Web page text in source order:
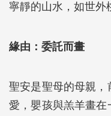
寧靜的山水，如世外
緣由：委託而畫
聖安是聖母的母親
愛，嬰孩與羔羊畫